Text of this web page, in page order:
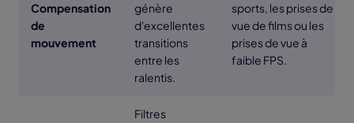
Compensation
de
mouvement
génère
d'excellentes
transitions
entre les
ralentis.
sports, les prises de
vue de films ou les
prises de vue à
faible FPS.
Filtres